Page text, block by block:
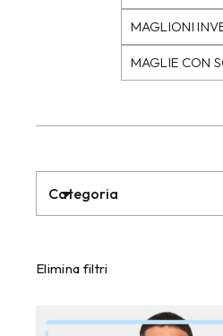
MAGLIONI
MAGLIE CON
Categoria
Elimina filtri